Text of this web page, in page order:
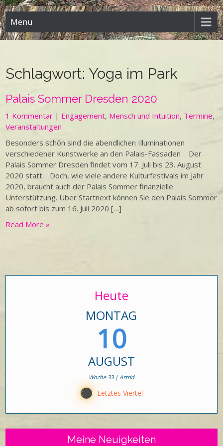
Menu
Schlagwort: Yoga im Park
Palais Sommer Dresden 2020
1 Kommentar | Engagement, Mensch und Intuition, Termine,
Veranstaltungen
Besonders schön sind die abendlichen Illuminationen
verschiedener Kunstwerke an den Palais-Fassaden Der
Palais Sommer Dresden findet vom 17. Juli bis 23. August
2020 statt. Doch, wie viele andere Kulturfestivals im Jahr
2020, braucht auch der Palais Sommer finanzielle
Unterstützung. Über Startnext können Sie den Palais Sommer
ab sofort bis zum 16. Juli 2020 […]
Read More »
Heute
MONTAG
10
AUGUST
Woche 33 | Astrid
Y Letztes Viertel
Meine Neuigkeiten